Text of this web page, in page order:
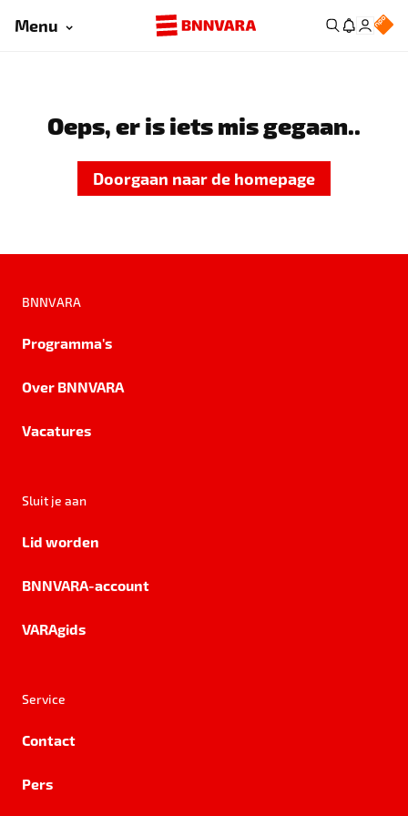
Menu
Oeps, er is iets mis gegaan..
Doorgaan naar de homepage
BNNVARA
Programma's
Over BNNVARA
Vacatures
Sluit je aan
Lid worden
BNNVARA-account
VARAgids
Service
Contact
Pers